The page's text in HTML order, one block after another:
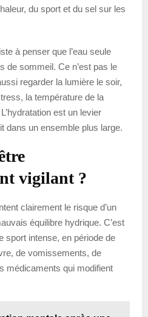
du sport et du sel sur les
à penser que l’eau seule
de sommeil. Ce n’est pas le
regarder la lumière le soir,
la température de la
est un levier
dans un ensemble plus large.
vigilant ?
clairement le risque d’un
équilibre hydrique. C’est
sport intense, en période de
de vomissements, de
médicaments qui modifient